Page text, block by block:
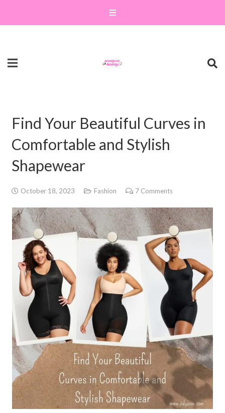
Find Your Beautiful Curves in
Comfortable and Stylish
Shapewear
October 18, 2023 Fashion 7 Comments